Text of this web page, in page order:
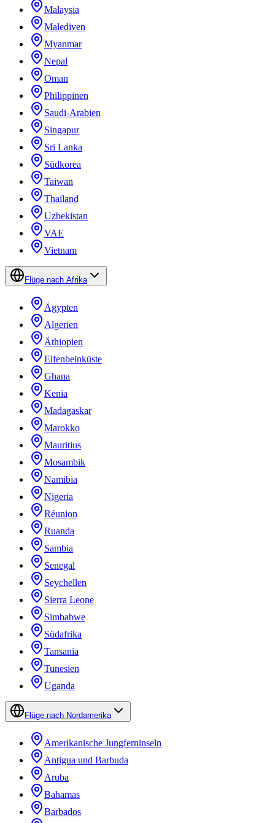
Malaysia
Malediven
Myanmar
Nepal
Oman
Philippinen
Saudi-Arabien
Singapur
Sri Lanka
Südkorea
Taiwan
Thailand
Uzbekistan
VAE
Vietnam
Flüge nach Afrika
Ägypten
Algerien
Äthiopien
Elfenbeinküste
Ghana
Kenia
Madagaskar
Marokko
Mauritius
Mosambik
Namibia
Nigeria
Réunion
Ruanda
Sambia
Senegal
Seychellen
Sierra Leone
Simbabwe
Südafrika
Tansania
Tunesien
Uganda
Flüge nach Nordamerika
Amerikanische Jungferninseln
Antigua und Barbuda
Aruba
Bahamas
Barbados